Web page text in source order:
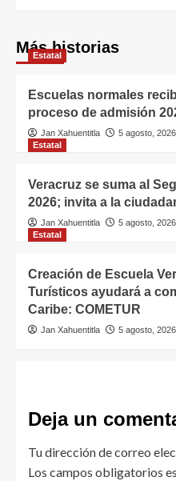
Más historias
Estatal
Escuelas normales
proceso de admisión
Jan Xahuentitla
5 agosto, 2026
Estatal
Veracruz se suma al
2026; invita a la
Jan Xahuentitla
5 agosto, 2026
Estatal
Creación de Escuela
Turísticos ayudará a
Caribe: COMETUR
Jan Xahuentitla 5 agosto, 2026
Deja un
Tu dirección de correo
Los campos obligatorios